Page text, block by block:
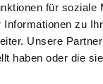
für soziale
zu
Unsere
haben oder die